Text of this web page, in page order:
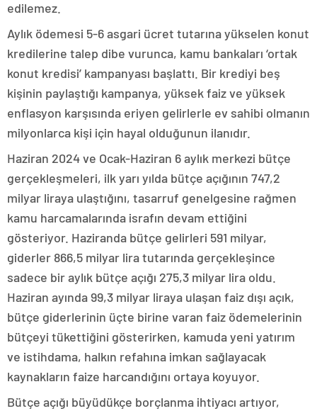
edilemez.
Aylık ödemesi 5-6 asgari ücret tutarına yükselen konut
kredilerine talep dibe vurunca, kamu bankaları ‘ortak
konut kredisi’ kampanyası başlattı. Bir krediyi beş
kişinin paylaştığı kampanya, yüksek faiz ve yüksek
enflasyon karşısında eriyen gelirlerle ev sahibi olmanın
milyonlarca kişi için hayal olduğunun ilanıdır.
Haziran 2024 ve Ocak-Haziran 6 aylık merkezi bütçe
gerçekleşmeleri, ilk yarı yılda bütçe açığının 747,2
milyar liraya ulaştığını, tasarruf genelgesine rağmen
kamu harcamalarında israfın devam ettiğini
gösteriyor. Haziranda bütçe gelirleri 591 milyar,
giderler 866,5 milyar lira tutarında gerçekleşince
sadece bir aylık bütçe açığı 275,3 milyar lira oldu.
Haziran ayında 99,3 milyar liraya ulaşan faiz dışı açık,
bütçe giderlerinin üçte birine varan faiz ödemelerinin
bütçeyi tükettiğini gösterirken, kamuda yeni yatırım
ve istihdama, halkın refahına imkan sağlayacak
kaynakların faize harcandığını ortaya koyuyor.
Bütçe açığı büyüdükçe borçlanma ihtiyacı artıyor,